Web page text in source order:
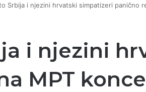
Srbija i njezini hrvatski simpatizeri panično
i njezini
MPT